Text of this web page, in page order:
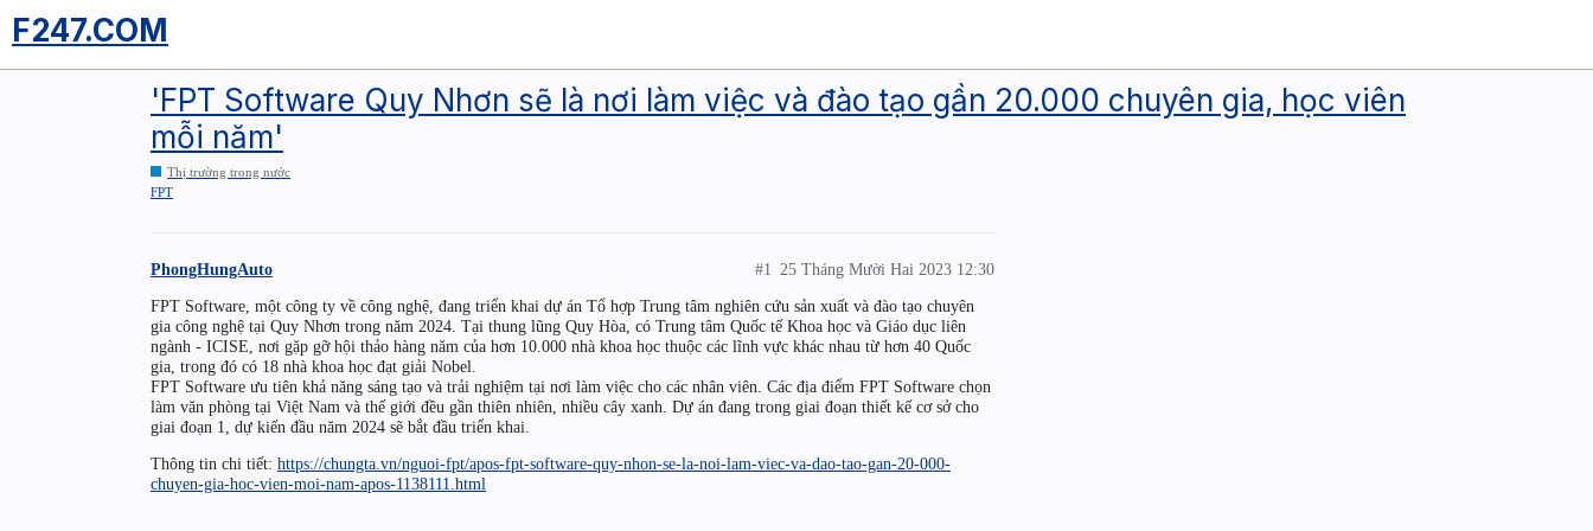
F247.COM
'FPT Software Quy Nhơn sẽ là nơi làm việc và đào tạo gần 20.000 chuyên gia, học viên
mỗi năm'
Thị trường trong nước
FPT
PhongHungAuto 25 Tháng Mười Hai 2023 12:30
#1
FPT Software, một công ty về công nghệ, đang triển khai dự án Tổ hợp Trung tâm nghiên cứu sản xuất và đào tạo chuyên
gia công nghệ tại Quy Nhơn trong năm 2024. Tại thung lũng Quy Hòa, có Trung tâm Quốc tế Khoa học và Giáo dục liên
ngành - ICISE, nơi gặp gỡ hội thảo hàng năm của hơn 10.000 nhà khoa học thuộc các lĩnh vực khác nhau từ hơn 40 Quốc
gia, trong đó có 18 nhà khoa học đạt giải Nobel.
FPT Software ưu tiên khả năng sáng tạo và trải nghiệm tại nơi làm việc cho các nhân viên. Các địa điểm FPT Software chọn
làm văn phòng tại Việt Nam và thế giới đều gần thiên nhiên, nhiều cây xanh. Dự án đang trong giai đoạn thiết kế cơ sở cho
giai đoạn 1, dự kiến đầu năm 2024 sẽ bắt đầu triển khai.
Thông tin chi tiết: https://chungta.vn/nguoi-fpt/apos-fpt-software-quy-nhon-se-la-noi-lam-viec-va-dao-tao-gan-20-000-
chuyen-gia-hoc-vien-moi-nam-apos-1138111.html